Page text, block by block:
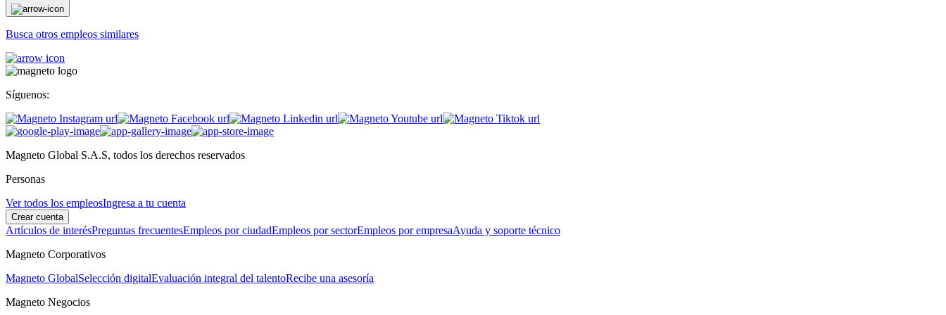
Busca otros empleos similares
Síguenos:
Magneto Global S.A.S, todos los derechos reservados
Personas
Ver todos los empleosIngresa a tu cuenta
Crear cuenta
Artículos de interésPreguntas frecuentesEmpleos por ciudadEmpleos por sectorEmpleos por empresaAyuda y soporte técnico
Magneto Corporativos
Magneto GlobalSelección digitalEvaluación integral del talentoRecibe una asesoría
Magneto Negocios